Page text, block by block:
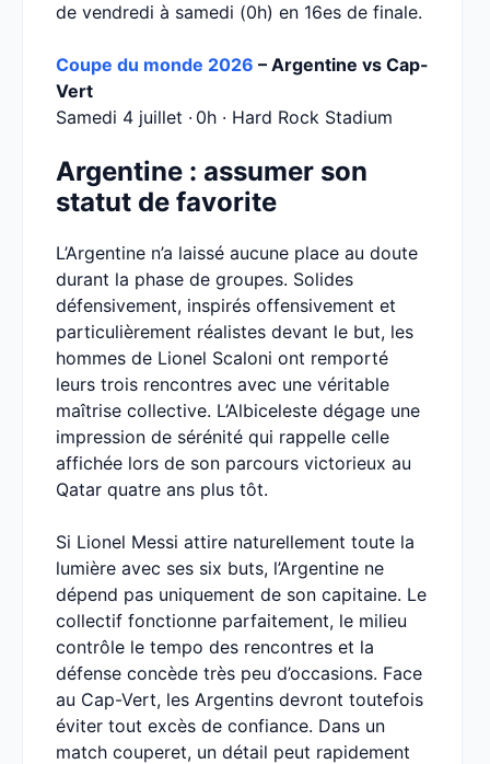
de vendredi à samedi (0h) en 16es de finale.
Coupe du monde 2026 – Argentine vs Cap-
Vert
Samedi 4 juillet · 0h · Hard Rock Stadium
Argentine : assumer son
statut de favorite
L’Argentine n’a laissé aucune place au doute
durant la phase de groupes. Solides
défensivement, inspirés offensivement et
particulièrement réalistes devant le but, les
hommes de Lionel Scaloni ont remporté
leurs trois rencontres avec une véritable
maîtrise collective. L’Albiceleste dégage une
impression de sérénité qui rappelle celle
affichée lors de son parcours victorieux au
Qatar quatre ans plus tôt.
Si Lionel Messi attire naturellement toute la
lumière avec ses six buts, l’Argentine ne
dépend pas uniquement de son capitaine. Le
collectif fonctionne parfaitement, le milieu
contrôle le tempo des rencontres et la
défense concède très peu d’occasions. Face
au Cap-Vert, les Argentins devront toutefois
éviter tout excès de confiance. Dans un
match couperet, un détail peut rapidement